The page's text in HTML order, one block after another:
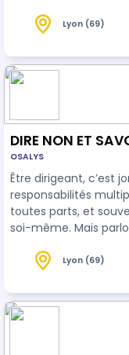
comprendre nos
rigidités. Notre rapport au choix et à l’authenticité
seront questionnés
profond…
Lyon (69)
DIRE NON ET
OSALYS
Être dirigeant, c’est
responsabilités
toutes parts, et
soi-même. Mais parlons entre nous : à quel point
aussi bien avec vos
poser des limites
une nécessité.
Lyon (69)